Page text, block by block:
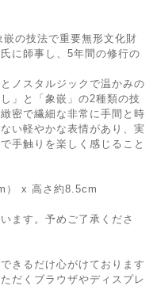
の技法で重要無形文化財
に師事し、5年間の修行の
ノスタルジックで温かみの
」と「象嵌」の2種類の技
密で繊細な非常に手間と時
い軽やかな表情があり、実
手触りを楽しく感じること
） x 高さ約8.5cm
ます。予めご了承くださ
きるだけ心がけております
だくブラウザやディスプレ